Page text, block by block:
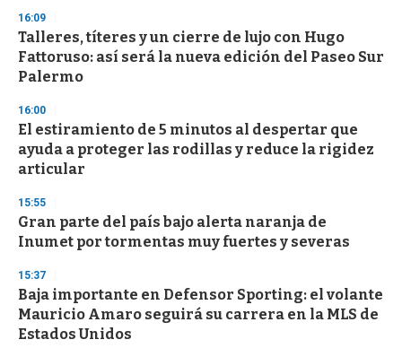
16:09
Talleres, títeres y un cierre de lujo con Hugo
Fattoruso: así será la nueva edición del Paseo Sur
Palermo
16:00
El estiramiento de 5 minutos al despertar que
ayuda a proteger las rodillas y reduce la rigidez
articular
15:55
Gran parte del país bajo alerta naranja de
Inumet por tormentas muy fuertes y severas
15:37
Baja importante en Defensor Sporting: el volante
Mauricio Amaro seguirá su carrera en la MLS de
Estados Unidos